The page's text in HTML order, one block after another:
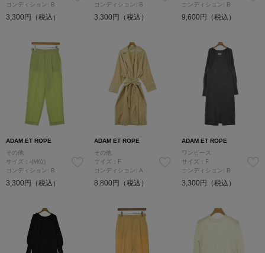
コンディション: B
3,300円（税込）
コンディション: B
3,300円（税込）
コンディション: B
9,600円（税込）
ADAM ET ROPE
その他
サイズ：-(M位)
コンディション: B
3,300円（税込）
ADAM ET ROPE
その他
サイズ：F
コンディション: A
8,800円（税込）
ADAM ET ROPE
ワンピース
サイズ：F
コンディション: B
3,300円（税込）